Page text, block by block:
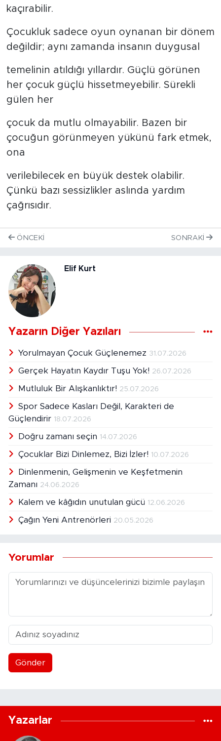
kaçırabilir.
Çocukluk sadece oyun oynanan bir dönem
değildir; aynı zamanda insanın duygusal
temelinin atıldığı yıllardır. Güçlü görünen
her çocuk güçlü hissetmeyebilir. Sürekli
gülen her
çocuk da mutlu olmayabilir. Bazen bir
çocuğun görünmeyen yükünü fark etmek,
ona
verilebilecek en büyük destek olabilir.
Çünkü bazı sessizlikler aslında yardım
çağrısıdır.
ÖNCEKI SONRAKI
Elif Kurt
Yazarın Diğer Yazıları
Yorulmayan Çocuk Güçlenemez 31.07.2026
Gerçek Hayatın Kaydır Tuşu Yok! 26.07.2026
Mutluluk Bir Alışkanlıktır! 25.07.2026
Spor Sadece Kasları Değil, Karakteri de
Güçlendirir 18.07.2026
Doğru zamanı seçin 14.07.2026
Çocuklar Bizi Dinlemez, Bizi İzler! 10.07.2026
Dinlenmenin, Gelişmenin ve Keşfetmenin
Zamanı 24.06.2026
Kalem ve kâğıdın unutulan gücü 12.06.2026
Çağın Yeni Antrenörleri 20.05.2026
Yorumlar
Gönder
Yazarlar